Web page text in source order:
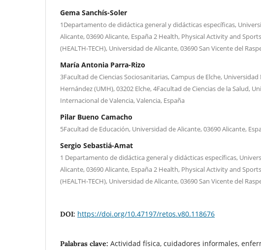
Gema Sanchís-Soler
1Departamento de didáctica general y didácticas específicas,
Alicante, 03690 Alicante, España 2 Health, Physical Activity and
(HEALTH-TECH), Universidad de Alicante, 03690 San Vicente del
María Antonia Parra-Rizo
3Facultad de Ciencias Sociosanitarias, Campus de Elche, Universidad
Hernández (UMH), 03202 Elche, 4Facultad de Ciencias de la Salud,
Internacional de Valencia, Valencia, España
Pilar Bueno Camacho
5Facultad de Educación, Universidad de Alicante, 03690 Alicante,
Sergio Sebastiá-Amat
1 Departamento de didáctica general y didácticas específicas,
Alicante, 03690 Alicante, España 2 Health, Physical Activity and
(HEALTH-TECH), Universidad de Alicante, 03690 San Vicente del
DOI: https://doi.org/10.47197/retos.v80.118676
Palabras clave: Actividad física, cuidadores informales,